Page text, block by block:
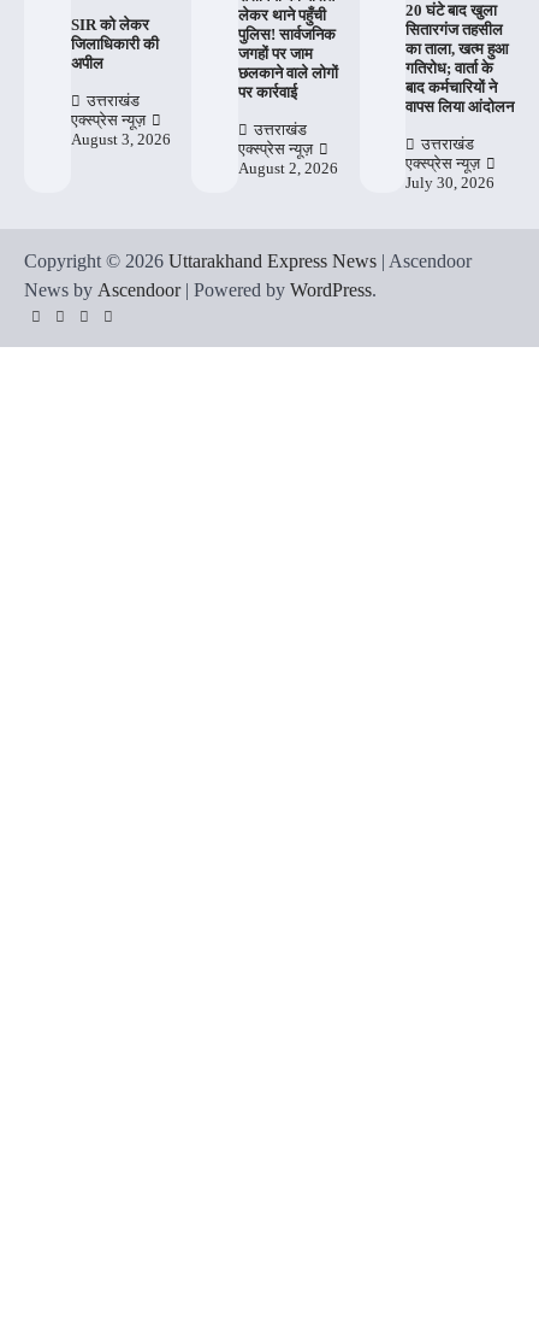
SIR को लेकर
जिलाधिकारी की
अपील
उत्तराखंड
एक्स्प्रेस न्यूज़
August 3, 2026
लेकर थाने पहुँची
पुलिस! सार्वजनिक
जगहों पर जाम
छलकाने वाले लोगों
पर कार्रवाई
उत्तराखंड
एक्स्प्रेस न्यूज़
August 2, 2026
20 घंटे बाद खुला
सितारगंज तहसील
का ताला, खत्म हुआ
गतिरोध; वार्ता के
बाद कर्मचारियों ने
वापस लिया आंदोलन
उत्तराखंड
एक्स्प्रेस न्यूज़
July 30, 2026
Copyright © 2026 Uttarakhand Express News | Ascendoor
News by Ascendoor| Powered by WordPress.
YouTube
Instagram
Facebook
Whatsapp